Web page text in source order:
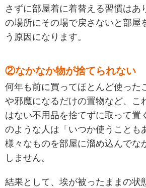
さずに部屋着に着替える習慣はあ
の場所にその場で戻さないと部屋
う原因になります。
②なかなか物が捨てられない
何年も前に買ってほとんど使った
や邪魔になるだけの置物など、こ
はない不用品を捨てずに取って置
のような人は「いつか使うことも
様々なものを部屋に溜め込んでな
しません。
結果として、埃が被ったままの状